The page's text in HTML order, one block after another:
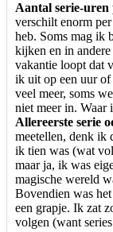
Aantal serie-uren
verschilt enorm
heb. Soms mag ik
kijken en in
vakantie loopt dat
ik uit op een uur
veel meer, soms
niet meer in. Waar
Allereerste serie
meetellen, denk ik
ik tien was (wat
maar ja, ik was
magische wereld
Bovendien was
een grapje. Ik zat
volgen (want